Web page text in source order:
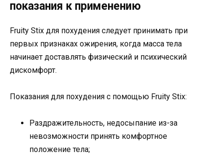
показания к применению
Fruity Stix для похудения следует принимать при
первых признаках ожирения, когда масса тела
начинает доставлять физический и психический
дискомфорт.
Показания для похудения с помощью Fruity Stix:
Раздражительность, недосыпание из-за
невозможности принять комфортное
положение тела;